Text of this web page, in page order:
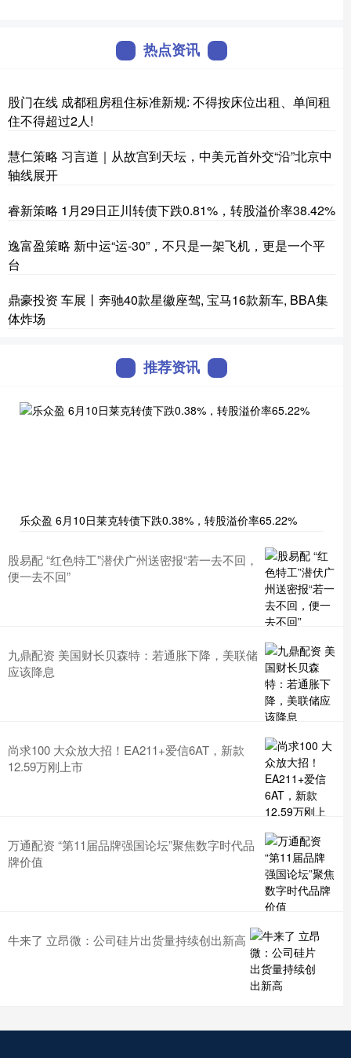
热点资讯
股门在线 成都租房租住标准新规: 不得按床位出租、单间租
住不得超过2人!
慧仁策略 习言道｜从故宫到天坛，中美元首外交“沿”北京中
轴线展开
睿新策略 1月29日正川转债下跌0.81%，转股溢价率38.42%
逸富盈策略 新中运“运-30”，不只是一架飞机，更是一个平
台
鼎豪投资 车展丨奔驰40款星徽座驾, 宝马16款新车, BBA集
体炸场
推荐资讯
乐众盈 6月10日莱克转债下跌0.38%，转股溢价率65.22%
股易配 “红色特工”潜伏广州送密报“若一去不回，
便一去不回”
九鼎配资 美国财长贝森特：若通胀下降，美联储
应该降息
尚求100 大众放大招！EA211+爱信6AT，新款
12.59万刚上市
万通配资 “第11届品牌强国论坛”聚焦数字时代品
牌价值
牛来了 立昂微：公司硅片出货量持续创出新高